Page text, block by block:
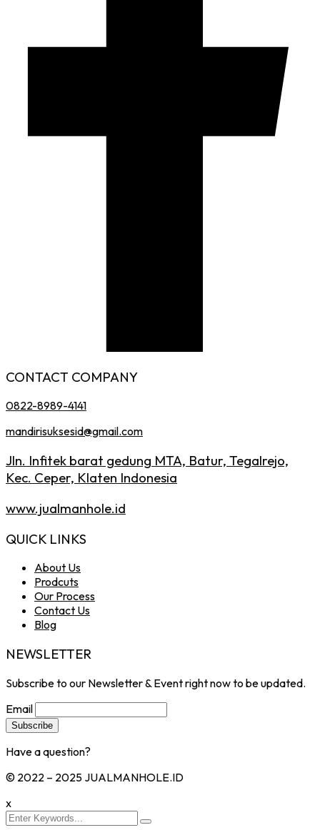
CONTACT COMPANY
0822-8989-4141
mandirisuksesid@gmail.com
Jln. Infitek barat gedung MTA, Batur, Tegalrejo,
Kec. Ceper, Klaten Indonesia
www.jualmanhole.id
QUICK LINKS
About Us
Prodcuts
Our Process
Contact Us
Blog
NEWSLETTER
Subscribe to our Newsletter & Event right now to be updated.
Email
Have a question?
© 2022 – 2025 JUALMANHOLE.ID
x